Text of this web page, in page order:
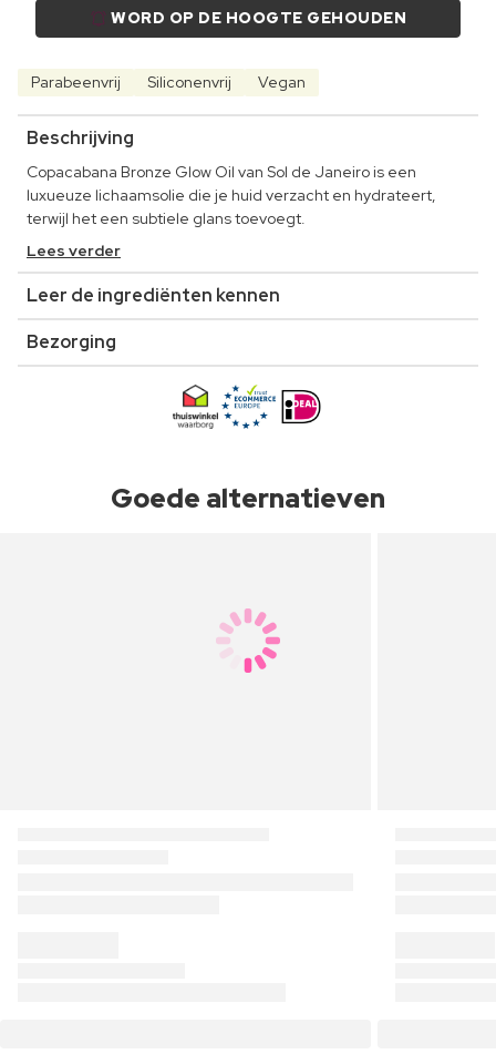
WORD OP DE HOOGTE GEHOUDEN
Parabeenvrij Siliconenvrij Vegan
Beschrijving
Copacabana Bronze Glow Oil van Sol de Janeiro is een
luxueuze lichaamsolie die je huid verzacht en hydrateert,
terwijl het een subtiele glans toevoegt.
Lees verder
Leer de ingrediënten kennen
Bezorging
Goede alternatieven